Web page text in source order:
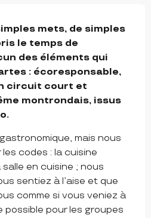
mets, de simples
le temps de
des éléments qui
: écoresponsable,
circuit court et
montrondais, issus
mais nous
codes : la cuisine
salle en cuisine ; nous
sentiez à l’aise et que
comme si vous veniez à
possible pour les groupes